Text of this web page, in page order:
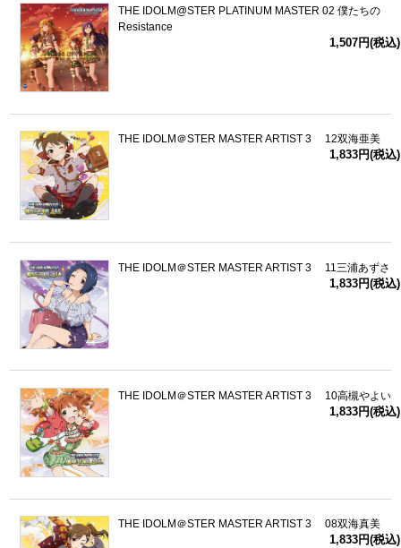
THE IDOLM@STER PLATINUM MASTER 02 僕たちの
Resistance
1,507円(税込)
THE IDOLM＠STER MASTER ARTIST 3 12双海亜美
1,833円(税込)
THE IDOLM＠STER MASTER ARTIST 3 11三浦あずさ
1,833円(税込)
THE IDOLM＠STER MASTER ARTIST 3 10高槻やよい
1,833円(税込)
THE IDOLM＠STER MASTER ARTIST 3 08双海真美
1,833円(税込)